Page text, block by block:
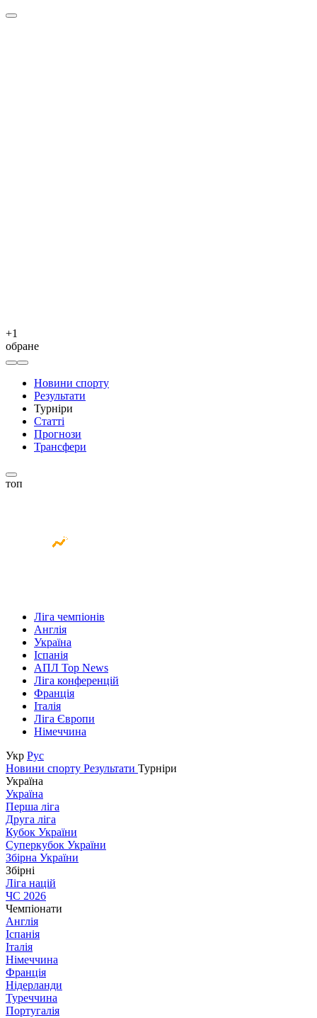
+1
обране
Новини спорту
Результати
Турніри
Статті
Прогнози
Трансфери
топ
Ліга чемпіонів
Англія
Україна
Іспанія
АПЛ Top News
Ліга конференцій
Франція
Італія
Ліга Європи
Німеччина
Укр Рус
Новини спорту Результати Турніри
Україна
Україна
Перша ліга
Друга ліга
Кубок України
Суперкубок України
Збірна України
Збірні
Ліга націй
ЧС 2026
Чемпіонати
Англія
Іспанія
Італія
Німеччина
Франція
Нідерланди
Туреччина
Португалія